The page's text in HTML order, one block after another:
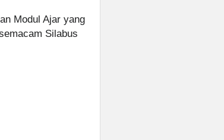
Modul Ajar yang
Silabus